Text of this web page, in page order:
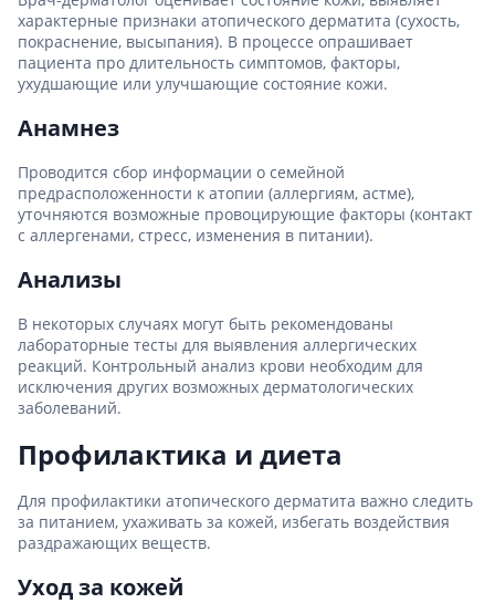
характерные признаки атопического дерматита (сухость,
покраснение, высыпания). В процессе опрашивает
пациента про длительность симптомов, факторы,
ухудшающие или улучшающие состояние кожи.
Анамнез
Проводится сбор информации о семейной
предрасположенности к атопии (аллергиям, астме),
уточняются возможные провоцирующие факторы (контакт
с аллергенами, стресс, изменения в питании).
Анализы
В некоторых случаях могут быть рекомендованы
лабораторные тесты для выявления аллергических
реакций. Контрольный анализ крови необходим для
исключения других возможных дерматологических
заболеваний.
Профилактика и диета
Для профилактики атопического дерматита важно следить
за питанием, ухаживать за кожей, избегать воздействия
раздражающих веществ.
Уход за кожей